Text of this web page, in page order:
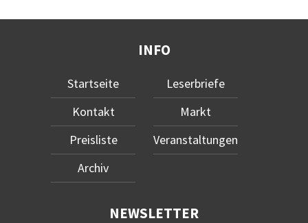
INFO
Startseite
Kontakt
Preisliste
Archiv
Leserbriefe
Markt
Veranstaltungen
NEWSLETTER